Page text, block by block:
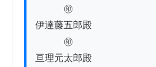
㊞
伊達藤五郎殿
㊞
亘理元太郎殿